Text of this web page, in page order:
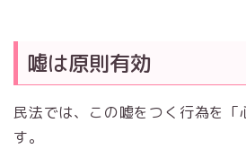
嘘は原則有効
民法では、この嘘をつく行為を「
す。